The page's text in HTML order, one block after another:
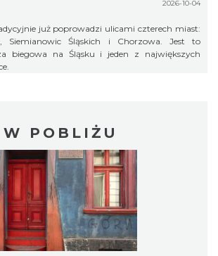
2026-10-04
już poprowadzi ulicami czterech miast:
Siemianowic Śląskich i Chorzowa. Jest to
biegowa na Śląsku i jeden z największych
W POBLIŻU